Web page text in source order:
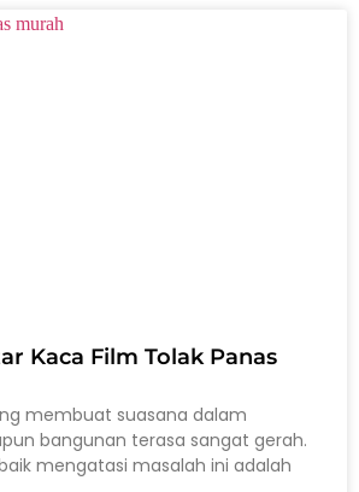
Kaca Film Tolak Panas
membuat suasana dalam
bangunan terasa sangat gerah.
mengatasi masalah ini adalah